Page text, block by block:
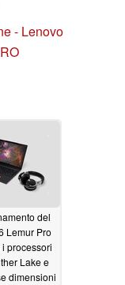
- Lenovo
del
Lemur Pro
processori
Lake e
dimensioni